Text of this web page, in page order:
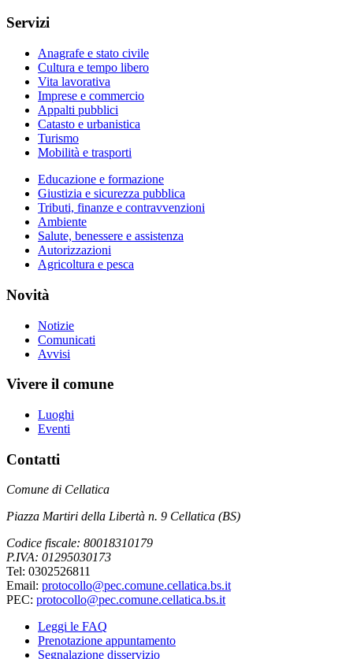
Servizi
Anagrafe e stato civile
Cultura e tempo libero
Vita lavorativa
Imprese e commercio
Appalti pubblici
Catasto e urbanistica
Turismo
Mobilità e trasporti
Educazione e formazione
Giustizia e sicurezza pubblica
Tributi, finanze e contravvenzioni
Ambiente
Salute, benessere e assistenza
Autorizzazioni
Agricoltura e pesca
Novità
Notizie
Comunicati
Avvisi
Vivere il comune
Luoghi
Eventi
Contatti
Comune di Cellatica
Piazza Martiri della Libertà n. 9 Cellatica (BS)
Codice fiscale: 80018310179
P.IVA: 01295030173
Tel: 0302526811
Email: protocollo@pec.comune.cellatica.bs.it
PEC: protocollo@pec.comune.cellatica.bs.it
Leggi le FAQ
Prenotazione appuntamento
Segnalazione disservizio